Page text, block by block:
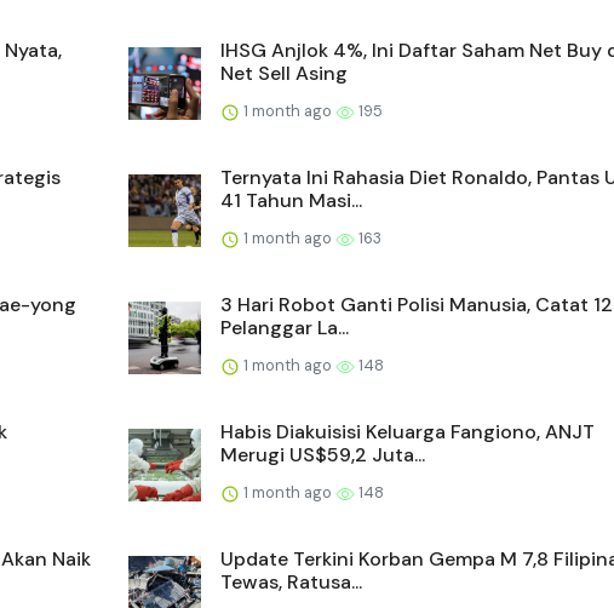
IHSG Anjlok 4%, Ini Daftar Saham Net Buy
Net Sell Asing
1 month ago 195
Ternyata Ini Rahasia Diet Ronaldo, Pantas
41 Tahun Masi...
1 month ago 163
yong
3 Hari Robot Ganti Polisi Manusia, Catat
Pelanggar La...
1 month ago 148
Habis Diakuisisi Keluarga Fangiono, ANJT
Merugi US$59,2 Juta...
1 month ago 148
Naik
Update Terkini Korban Gempa M 7,8
Tewas, Ratusa...